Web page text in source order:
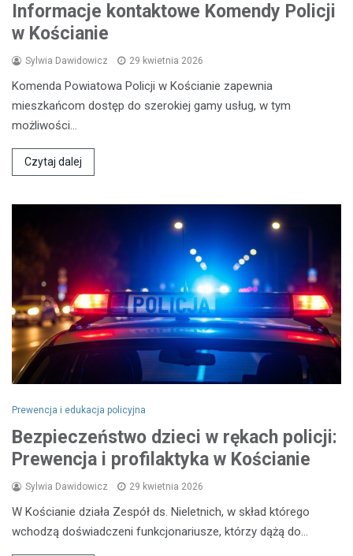
Informacje kontaktowe Komendy Policji
w Kościanie
Sylwia Dawidowicz 29 kwietnia 2026
Komenda Powiatowa Policji w Kościanie zapewnia
mieszkańcom dostęp do szerokiej gamy usług, w tym
możliwości…
Czytaj dalej
Prewencja i edukacja policyjna
Bezpieczeństwo dzieci w rękach policji:
Prewencja i profilaktyka w Kościanie
Sylwia Dawidowicz 29 kwietnia 2026
W Kościanie działa Zespół ds. Nieletnich, w skład którego
wchodzą doświadczeni funkcjonariusze, którzy dążą do…